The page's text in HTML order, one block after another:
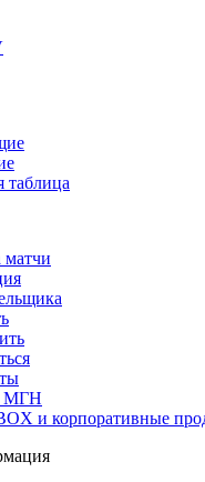
таблица
матчи
МГН
и корпоративные